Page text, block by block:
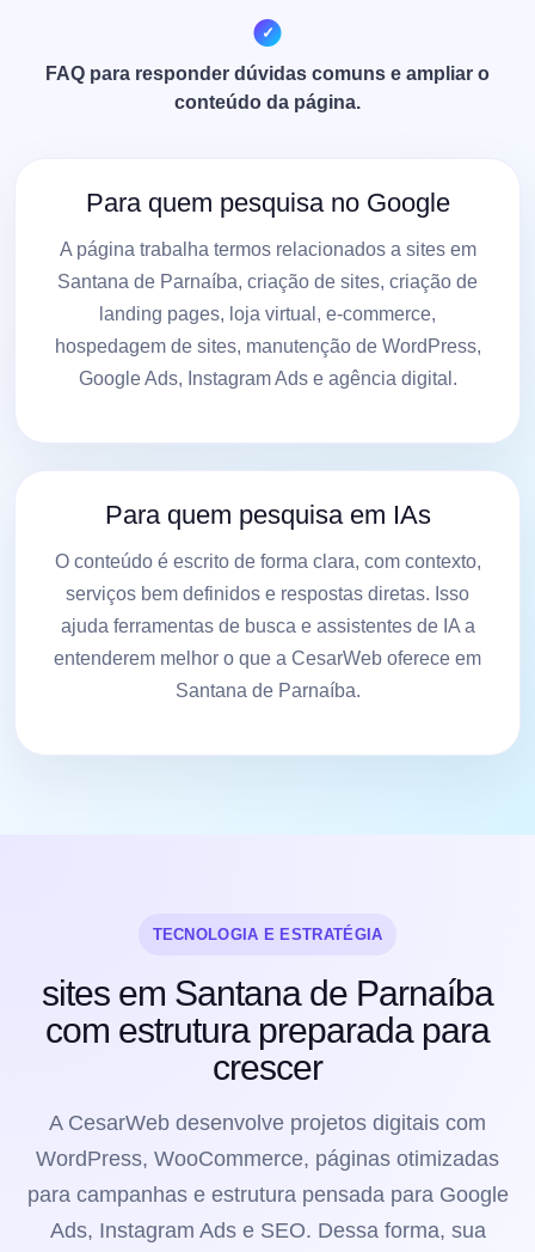
FAQ para responder dúvidas comuns e ampliar o
conteúdo da página.
Para quem pesquisa no Google
A página trabalha termos relacionados a sites em
Santana de Parnaíba, criação de sites, criação de
landing pages, loja virtual, e-commerce,
hospedagem de sites, manutenção de WordPress,
Google Ads, Instagram Ads e agência digital.
Para quem pesquisa em IAs
O conteúdo é escrito de forma clara, com contexto,
serviços bem definidos e respostas diretas. Isso
ajuda ferramentas de busca e assistentes de IA a
entenderem melhor o que a CesarWeb oferece em
Santana de Parnaíba.
TECNOLOGIA E ESTRATÉGIA
sites em Santana de Parnaíba
com estrutura preparada para
crescer
A CesarWeb desenvolve projetos digitais com
WordPress, WooCommerce, páginas otimizadas
para campanhas e estrutura pensada para Google
Ads, Instagram Ads e SEO. Dessa forma, sua